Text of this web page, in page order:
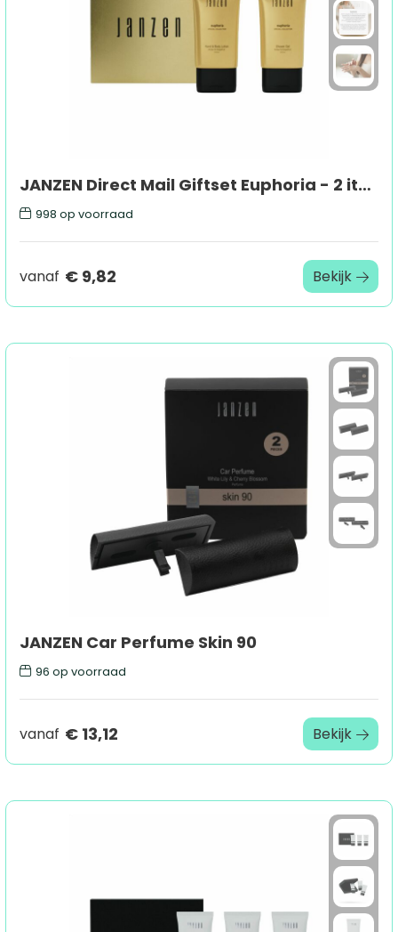
JANZEN Direct Mail Giftset Euphoria - 2 items
998 op voorraad
vanaf € 9,82 Bekijk
JANZEN Car Perfume Skin 90
96 op voorraad
vanaf € 13,12 Bekijk